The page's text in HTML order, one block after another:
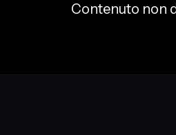
Contenuto non